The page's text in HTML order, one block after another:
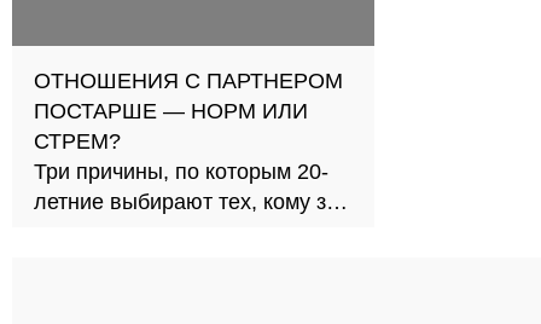
ОТНОШЕНИЯ С ПАРТНЕРОМ
ПОСТАРШЕ — НОРМ ИЛИ
СТРЕМ?
Три причины, по которым 20-
летние выбирают тех, кому за